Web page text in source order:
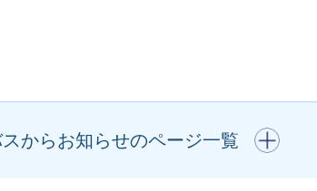
からお知らせのページ一覧
開く